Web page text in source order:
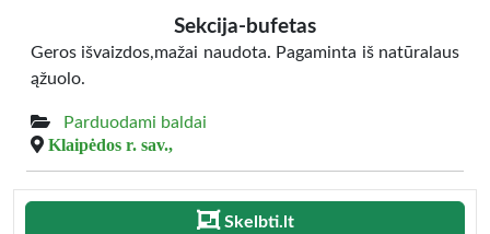
Sekcija-bufetas
Geros išvaizdos,mažai naudota. Pagaminta iš natūralaus
ąžuolo.
Parduodami baldai
Klaipėdos r. sav.,
Skelbti.lt